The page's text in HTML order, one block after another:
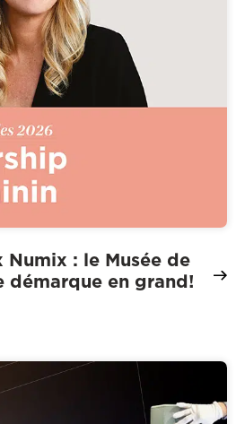
: le Musée de
démarque en grand!